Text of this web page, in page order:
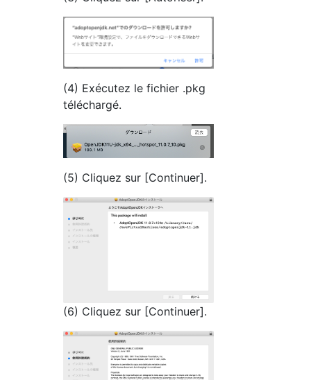
(4) Exécutez le fichier .pkg
téléchargé.
(5) Cliquez sur [Continuer].
(6) Cliquez sur [Continuer].